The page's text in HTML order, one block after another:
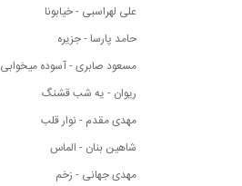
علی لهراسبی - خیابونا
حامد پارسا - جزیره
مسعود صابری - آسوده میخوابی
ریوان - یه شب قشنگ
مهدی مقدم - نوار قلب
شاهین بنان - الماس
مهدی جهانی - زخم